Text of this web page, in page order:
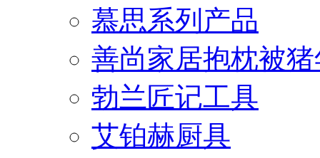
慕思系列产品
善尚家居抱枕被
勃兰匠记工具
艾铂赫厨具